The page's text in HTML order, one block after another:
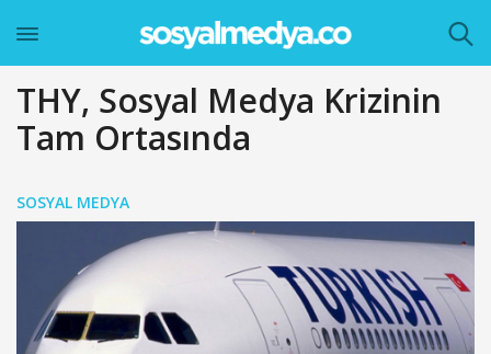
THY, Sosyal Medya Krizinin
Tam Ortasında
SOSYAL MEDYA